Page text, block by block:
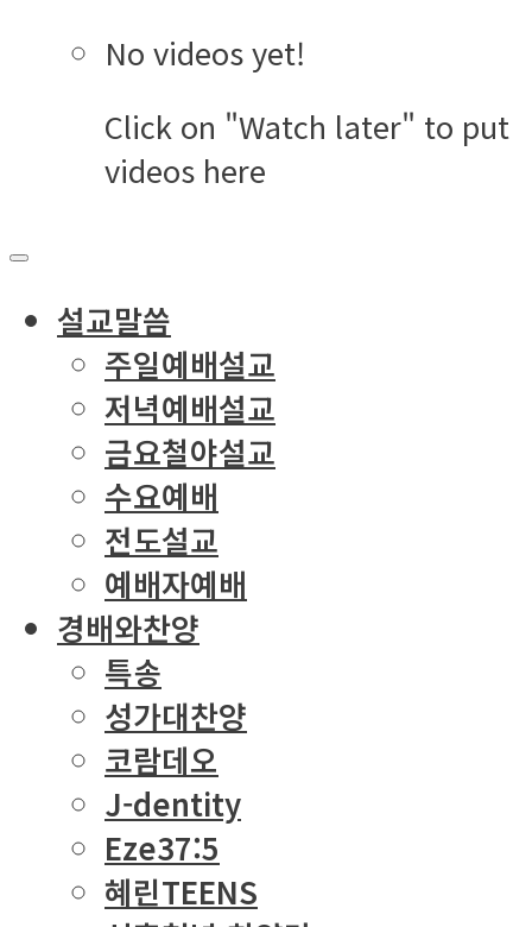
No videos yet!
Click on "Watch later" to put
videos here
설교말씀
주일예배설교
저녁예배설교
금요철야설교
수요예배
전도설교
예배자예배
경배와찬양
특송
성가대찬양
코람데오
J-dentity
Eze37:5
혜린TEENS